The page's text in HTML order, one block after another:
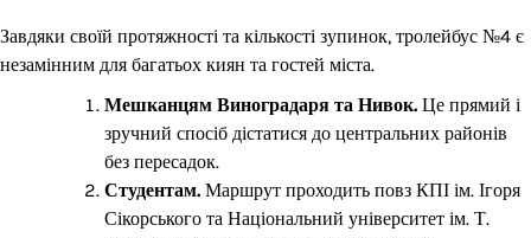
Завдяки своїй протяжності та кількості зупинок, тролейбус №4 є
незамінним для багатьох киян та гостей міста.
Мешканцям Виноградаря та Нивок. Це прямий і
зручний спосіб дістатися до центральних районів
без пересадок.
Студентам. Маршрут проходить повз КПІ ім. Ігоря
Сікорського та Національний університет ім. Т.